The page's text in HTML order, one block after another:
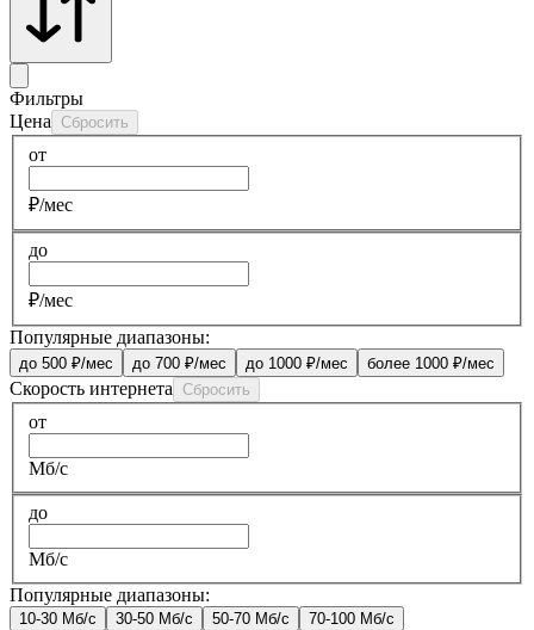
Фильтры
Цена
Сбросить
от
₽/мес
до
₽/мес
Популярные диапазоны:
до 500 ₽/мес до 700 ₽/мес до 1000 ₽/мес более 1000 ₽/мес
Скорость интернета Сбросить
от
Мб/с
до
Мб/с
Популярные диапазоны:
10-30 Мб/с 30-50 Мб/с 50-70 Мб/с
70-100 Мб/с